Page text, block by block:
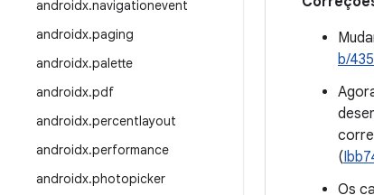
androidx.navigationevent
androidx.paging
androidx.palette
androidx.pdf
androidx.percentlayout
androidx.performance
androidx.photopicker
b/
(
Os